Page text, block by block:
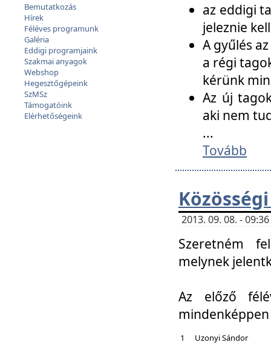
Bemutatkozás
Hírek
Féléves programunk
Galéria
Eddigi programjaink
Szakmai anyagok
Webshop
Hegesztőgépeink
SzMSz
Támogatóink
Elérhetőségeink
az eddigi
jeleznie
A gyűlés
a régi
kérünk
Az új
aki nem
...
Tovább
2013. 09. 08. -
Szeretném
melynek
Az előző
1
Uzonyi Sándor